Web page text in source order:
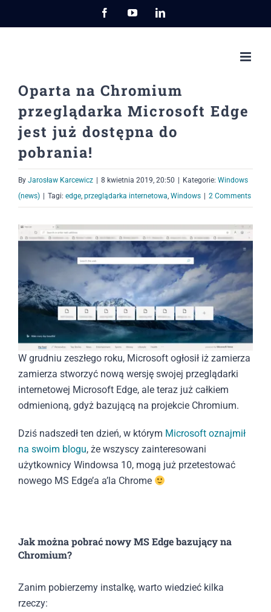
FacebookYouTubeLinkedIn
Oparta na Chromium
przeglądarka Microsoft Edge
jest już dostępna do
pobrania!
By Jarosław Karcewicz | 8 kwietnia 2019, 20:50 | Kategorie: Windows
(news) | Tagi: edge przeglądarka internetowa Windows | 2 Comments
W grudniu zeszłego roku, Microsoft ogłosił iż zamierza
zamierza stworzyć nową wersję swojej przeglądarki
internetowej Microsoft Edge, ale teraz już całkiem
odmienioną, gdyż bazującą na projekcie Chromium.
Dziś nadszedł ten dzień, w którym Microsoft oznajmił
na swoim blogu, że wszyscy zainteresowani
użytkownicy Windowsa 10, mogą już przetestować
nowego MS Edge’a a’la Chrome
Jak można pobrać nowy MS Edge bazujący na
Chromium?
Zanim pobierzemy instalkę, warto wiedzieć kilka
rzeczy: